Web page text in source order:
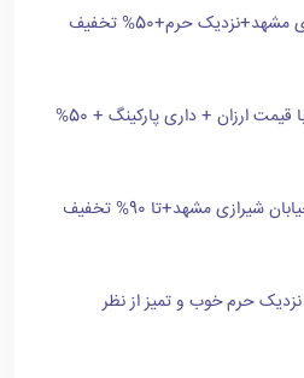
حرم+50% تخفیف
لیست مسافرخانه های مشهد با قیمت ارزان + داری پارکینگ + 50%
شیرازی مشهد+تا 90% تخفیف
نزدیک حرم خوب و تمیز از نظر